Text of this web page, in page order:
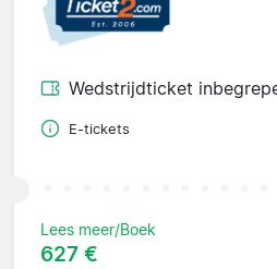
Wedstrijdticket
E-tickets
Lees meer/Boek
627 €